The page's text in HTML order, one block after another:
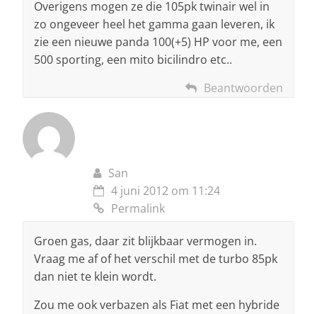
Overigens mogen ze die 105pk twinair wel in
zo ongeveer heel het gamma gaan leveren, ik
zie een nieuwe panda 100(+5) HP voor me, een
500 sporting, een mito bicilindro etc..
Beantwoorden
San
4 juni 2012 om 11:24
Permalink
Groen gas, daar zit blijkbaar vermogen in.
Vraag me af of het verschil met de turbo 85pk
dan niet te klein wordt.
Zou me ook verbazen als Fiat met een hybride